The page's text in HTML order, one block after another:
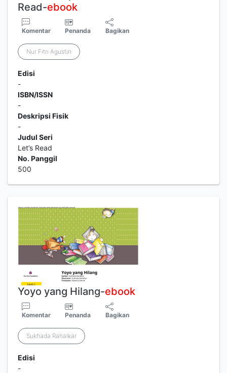
Read-ebook
Komentar Penanda Bagikan
Nur Fitri Agustin
Edisi
-
ISBN/ISSN
-
Deskripsi Fisik
-
Judul Seri
Let’s Read
No. Panggil
500
Yoyo yang Hilang-ebook
Komentar Penanda Bagikan
Sukhada Rahalkar
Edisi
-